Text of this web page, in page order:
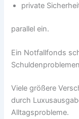
private
parallel ein.
Ein Notfallfonds
Schuldenproblemen
Viele größere
durch
Alltagsprobleme.